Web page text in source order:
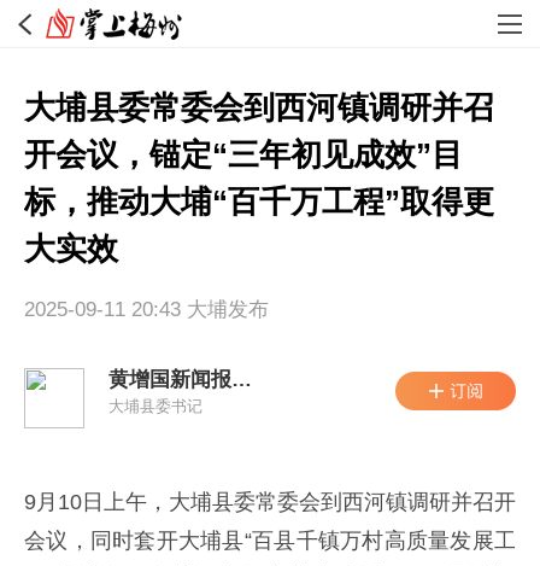
大埔县委常委会到西河镇调研并召
开会议，锚定“三年初见成效”目
标，推动大埔“百千万工程”取得更
大实效
2025-09-11 20:43 大埔发布
黄增国新闻报道集
大埔县委书记
9月10日上午，大埔县委常委会到西河镇调研并召开
会议，同时套开大埔县“百县千镇万村高质量发展工